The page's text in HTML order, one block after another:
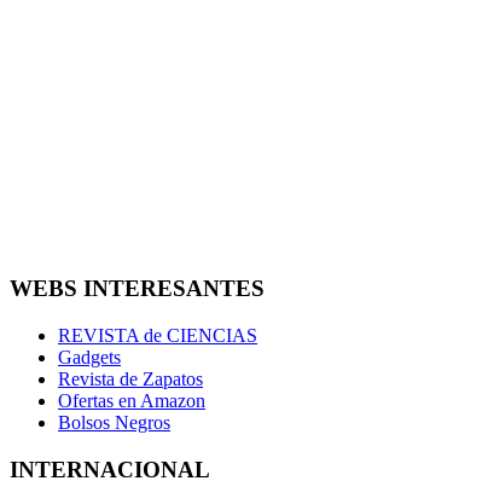
WEBS INTERESANTES
REVISTA de CIENCIAS
Gadgets
Revista de Zapatos
Ofertas en Amazon
Bolsos Negros
INTERNACIONAL